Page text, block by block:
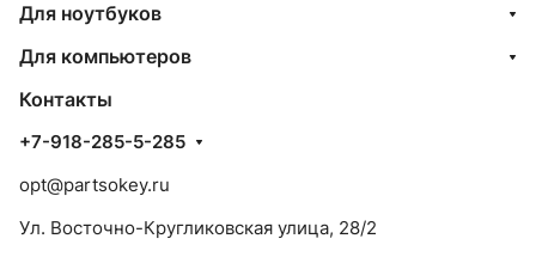
Для ноутбуков
Для компьютеров
Контакты
+7-918-285-5-285
opt@partsokey.ru
Ул. Восточно-Кругликовская улица, 28/2